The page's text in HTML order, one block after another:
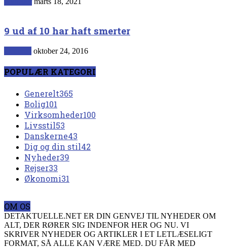
9 ud af 10 har haft smerter
oktober 24, 2016
POPULÆR KATEGORI
Generelt365
Bolig101
Virksomheder100
Livsstil53
Danskerne43
Dig og din stil42
Nyheder39
Rejser33
Økonomi31
OM OS
DETAKTUELLE.NET ER DIN GENVEJ TIL NYHEDER OM
ALT, DER RØRER SIG INDENFOR HER OG NU. VI
SKRIVER NYHEDER OG ARTIKLER I ET LETLÆSELIGT
FORMAT, SÅ ALLE KAN VÆRE MED. DU FÅR MED